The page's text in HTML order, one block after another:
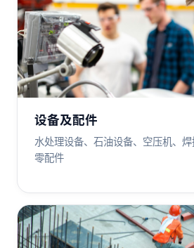
设备及配件
水处理设备、石油设备、空压机、
零配件